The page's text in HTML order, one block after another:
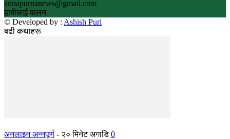
annapurnanews@gmail.com
हामीलाई पालन
© Developed by : Ashish Puri
बढी कथाहरू
अनलाइन अन्नपूर्ण - २० मिनेट अगाडि 0